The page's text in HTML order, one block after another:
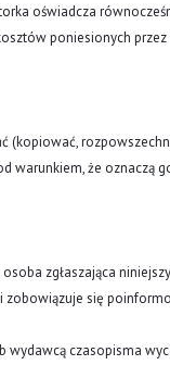
oświadcza
poniesionych
(kopiować,
warunkiem, że oznaczą
zgłaszająca
się
wydawcą czasopisma